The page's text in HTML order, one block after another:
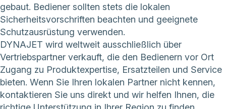
gebaut. Bediener sollten stets die lokalen
Sicherheitsvorschriften beachten und geeignete
Schutzausrüstung verwenden.
DYNAJET wird weltweit ausschließlich über
Vertriebspartner verkauft, die den Bedienern vor Ort
Zugang zu Produktexpertise, Ersatzteilen und Service
bieten. Wenn Sie Ihren lokalen Partner nicht kennen,
kontaktieren Sie uns direkt und wir helfen Ihnen, die